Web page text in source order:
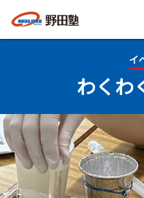
イ
わく​わ